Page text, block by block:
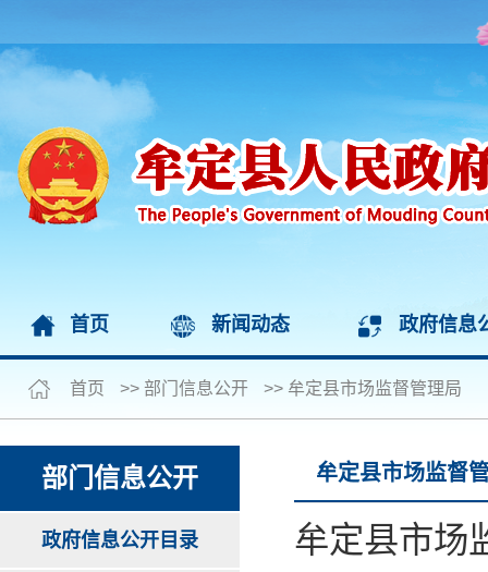
首页 新闻动态 政府信息
首页 >> 部门信息公开 >> 牟定县市场监督管理局
部门信息公开
政府信息公开目录
牟定县市场监督
牟定县市场